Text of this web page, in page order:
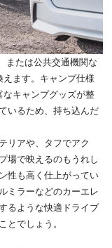
または公共交通機関な
ます。キャンプ仕様
なキャンプグッズが整
いるため、持ち込んだ
リアや、タフでアク
場で映えるのもうれし
性も高く仕上がってい
ミラーなどのカーエレ
るような快適ドライブ
とでしょう。